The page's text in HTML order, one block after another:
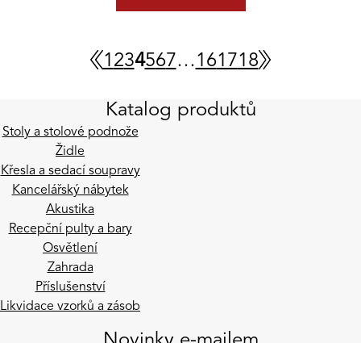
1 234567…161718
Katalog produktů
Stoly a stolové podnože
Židle
Křesla a sedací soupravy
Kancelářský nábytek
Akustika
Recepční pulty a bary
Osvětlení
Zahrada
Příslušenství
Likvidace vzorků a zásob